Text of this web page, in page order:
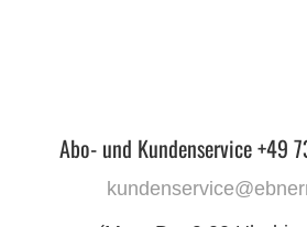
Abo- und Kundenservice +49